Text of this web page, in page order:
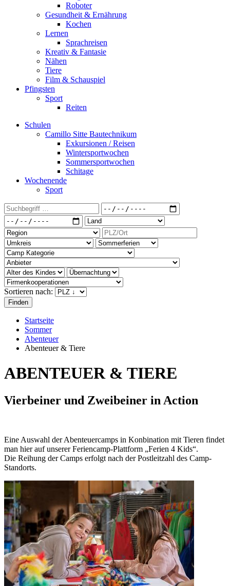
Roboter
Gesundheit & Ernährung
Kochen
Lernen
Sprachreisen
Kreativ & Fantasie
Nähen
Tiere
Film & Schauspiel
Pfingsten
Sport
Reiten
Schulen
Camillo Sitte Bautechnikum
Exkursionen / Reisen
Wintersportwochen
Sommersportwochen
Schitage
Wochenende
Sport
Sortieren nach:
Startseite
Sommer
Abenteuer
Abenteuer & Tiere
ABENTEUER & TIERE
Vierbeiner und Zweibeiner in Action
Eine Auswahl der Abenteuercamps in Konbination mit Tieren findet
man hier auf unserer Feriencamp-Plattform „Ferien 4 Kids“.
Die Reihung der Camps erfolgt nach der Postleitzahl des Camp-
Standorts.